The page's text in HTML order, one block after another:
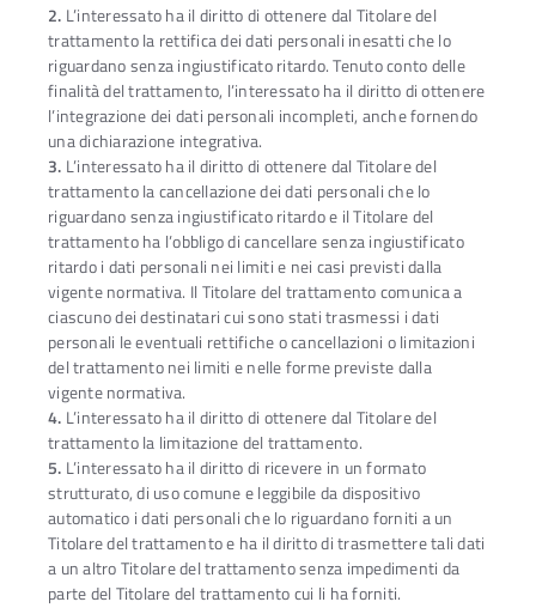
2. L’interessato ha il diritto di ottenere dal Titolare del
trattamento la rettifica dei dati personali inesatti che lo
riguardano senza ingiustificato ritardo. Tenuto conto delle
finalità del trattamento, l’interessato ha il diritto di ottenere
l’integrazione dei dati personali incompleti, anche fornendo
una dichiarazione integrativa.
3. L’interessato ha il diritto di ottenere dal Titolare del
trattamento la cancellazione dei dati personali che lo
riguardano senza ingiustificato ritardo e il Titolare del
trattamento ha l’obbligo di cancellare senza ingiustificato
ritardo i dati personali nei limiti e nei casi previsti dalla
vigente normativa. Il Titolare del trattamento comunica a
ciascuno dei destinatari cui sono stati trasmessi i dati
personali le eventuali rettifiche o cancellazioni o limitazioni
del trattamento nei limiti e nelle forme previste dalla
vigente normativa.
4. L’interessato ha il diritto di ottenere dal Titolare del
trattamento la limitazione del trattamento.
5. L’interessato ha il diritto di ricevere in un formato
strutturato, di uso comune e leggibile da dispositivo
automatico i dati personali che lo riguardano forniti a un
Titolare del trattamento e ha il diritto di trasmettere tali dati
a un altro Titolare del trattamento senza impedimenti da
parte del Titolare del trattamento cui li ha forniti.